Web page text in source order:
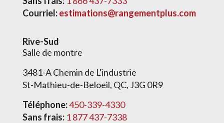
Courriel:estimations@rangementplus.com
Rive-Sud
Salle de montre
3481-A Chemin de L'industrie
St-Mathieu-de-Beloeil, QC, J3G 0R9
Téléphone:450-339-4330
Sans frais: 1 877 437-7338